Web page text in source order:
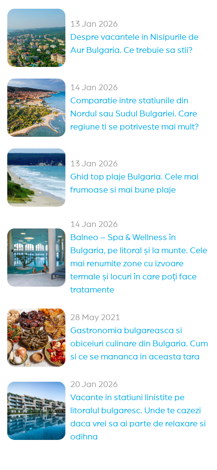
All Inclusive Bulgaria
Ultra All Inclusive Bulgaria
Oferte 1 mai Kranevo
Alte statiuni in Bulgaria
Sozopol Duni Pomorie Obzor
Balchik Kranevo Balchik
Sveti Vlas (13) Nessebar (11) Sozopol
Pomorie (4)
13 Jan 2026
Despre vacantele in Nisipurile de
Aur Bulgaria. Ce trebuie sa stii?
14 Jan 2026
Comparatie intre statiunile din
Nordul sau Sudul Bulgariei. Care
regiune ti se potriveste mai mult?
13 Jan 2026
Ghid top plaje Bulgaria. Cele mai
frumoase si mai bune plaje
14 Jan 2026
Balneo – Spa & Wellness în
Bulgaria, pe litoral și la munte. Cele
mai renumite zone cu izvoare
termale și locuri în care poți face
tratamente
28 May 2021
Gastronomia bulgareasca si
obiceiuri culinare din Bulgaria. Cum
si ce se mananca in aceasta tara
20 Jan 2026
Vacante in statiuni linistite pe
litoralul bulgaresc. Unde te cazezi
daca vrei sa ai parte de relaxare si
odihna